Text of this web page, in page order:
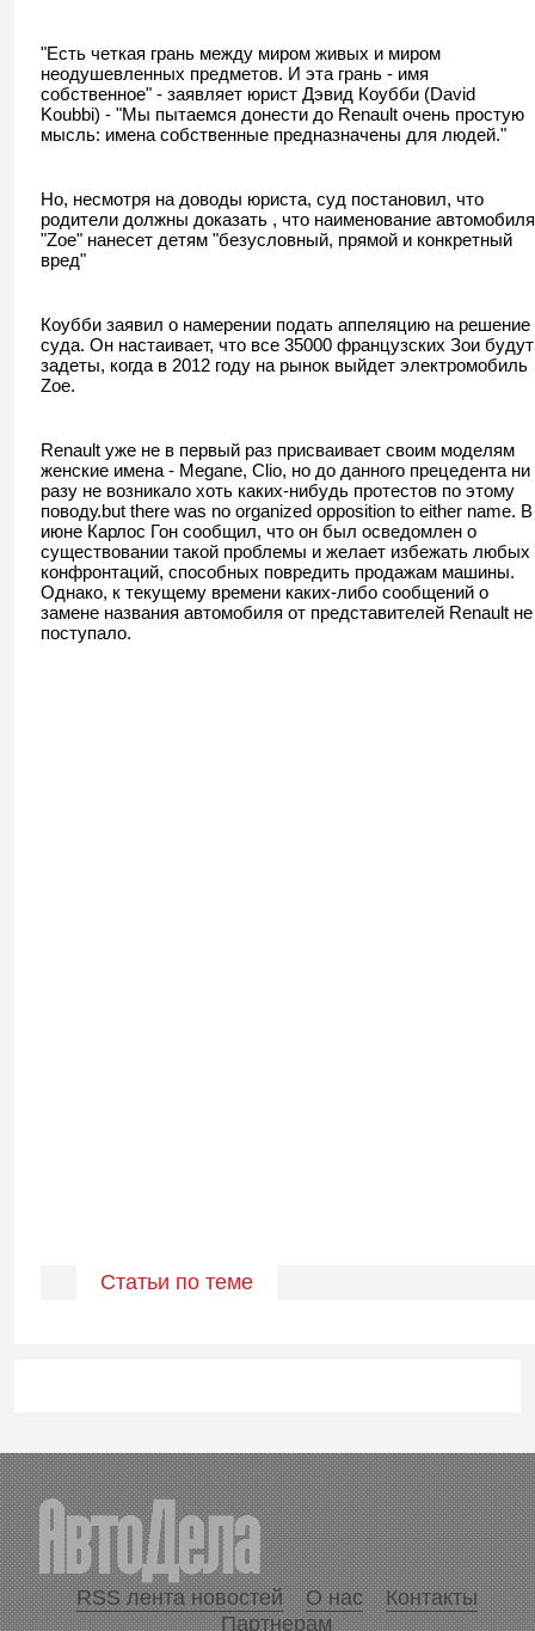
"Есть четкая грань между миром живых и миром
неодушевленных предметов. И эта грань - имя
собственное" - заявляет юрист Дэвид Коубби (David
Koubbi) - "Мы пытаемся донести до Renault очень простую
мысль: имена собственные предназначены для людей."
Но, несмотря на доводы юриста, суд постановил, что
родители должны доказать , что наименование автомобиля
"Zoe" нанесет детям "безусловный, прямой и конкретный
вред"
Коубби заявил о намерении подать аппеляцию на решение
суда. Он настаивает, что все 35000 французских Зои будут
задеты, когда в 2012 году на рынок выйдет электромобиль
Zoe.
Renault уже не в первый раз присваивает своим моделям
женские имена - Megane, Clio, но до данного прецедента ни
разу не возникало хоть каких-нибудь протестов по этому
поводу.but there was no organized opposition to either name. В
июне Карлос Гон сообщил, что он был осведомлен о
существовании такой проблемы и желает избежать любых
конфронтаций, способных повредить продажам машины.
Однако, к текущему времени каких-либо сообщений о
замене названия автомобиля от представителей Renault не
поступало.
Статьи по теме
RSS лента новостей О нас
Контакты
Партнерам